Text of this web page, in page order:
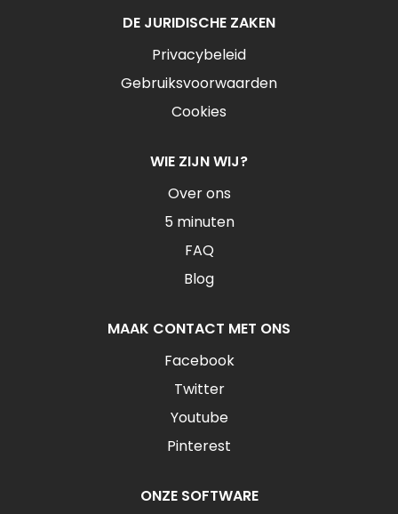
DE JURIDISCHE ZAKEN
Privacybeleid
Gebruiksvoorwaarden
Cookies
WIE ZIJN WIJ?
Over ons
5 minuten
FAQ
Blog
MAAK CONTACT MET ONS
Facebook
Twitter
Youtube
Pinterest
ONZE SOFTWARE